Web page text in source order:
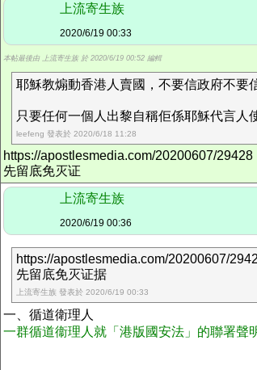
上流寄生族
2020/6/19 00:33
本帖最後由 上流寄生族 於 2020/6/19 00:52 編輯
耶穌教煽動香港人賣國，不要信政府不要
只要任何一個人出黎自稱佢係耶穌代言人
leefeng 發表於 2020/6/18 11:28
https://apostlesmedia.com/20200607/29428
先留底免灭证
上流寄生族
2020/6/19 00:36
https://apostlesmedia.com/20200607/
先留底免灭证据
上流寄生族 發表於 2020/6/19 00:33
一、循道衛理人
一群循道衞理人就「港版國安法」的聯署聲